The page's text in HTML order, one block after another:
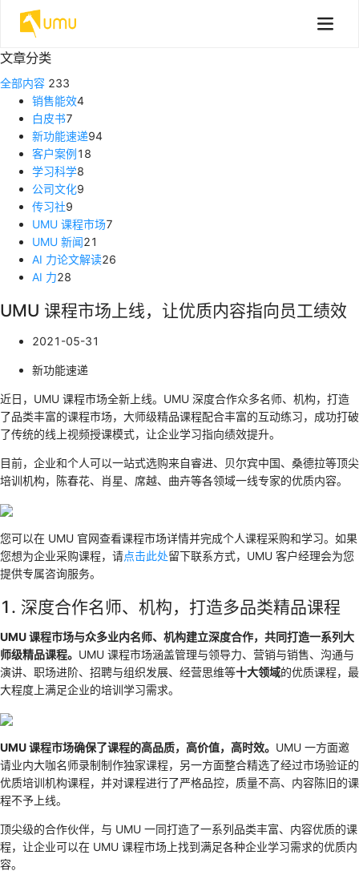
文章分类
全部内容 233
销售能效4
白皮书7
新功能速递94
客户案例18
学习科学8
公司文化9
传习社9
UMU 课程市场7
UMU 新闻21
AI 力论文解读26
AI 力28
UMU 课程市场上线，让优质内容指向员工绩效
2021-05-31
新功能速递
近日，UMU 课程市场全新上线。UMU 深度合作众多名师、机构，打造
了品类丰富的课程市场，大师级精品课程配合丰富的互动练习，成功打破
了传统的线上视频授课模式，让企业学习指向绩效提升。
目前，企业和个人可以一站式选购来自睿进、贝尔宾中国、桑德拉等顶尖
培训机构，陈春花、肖星、席越、曲卉等各领域一线专家的优质内容。
您可以在 UMU 官网查看课程市场详情并完成个人课程采购和学习。如果
您想为企业采购课程，请点击此处留下联系方式，UMU 客户经理会为您
提供专属咨询服务。
1. 深度合作名师、机构，打造多品类精品课程
UMU 课程市场与众多业内名师、机构建立深度合作，共同打造一系列大
师级精品课程。 UMU 课程市场涵盖管理与领导力、营销与销售、沟通与
演讲、职场进阶、招聘与组织发展、经营思维等十大领域的优质课程，最
大程度上满足企业的培训学习需求。
UMU 课程市场确保了课程的高品质，高价值，高时效。 UMU 一方面邀
请业内大咖名师录制制作独家课程，另一方面整合精选了经过市场验证的
优质培训机构课程，并对课程进行了严格品控，质量不高、内容陈旧的课
程不予上线。
顶尖级的合作伙伴，与 UMU 一同打造了一系列品类丰富、内容优质的课
程，让企业可以在 UMU 课程市场上找到满足各种企业学习需求的优质内
容。